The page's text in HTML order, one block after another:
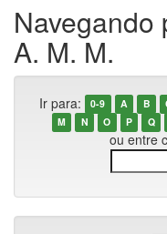
Navegando
A. M. M.
Ir para: 0-9 A B
M
N O P Q
ou entre